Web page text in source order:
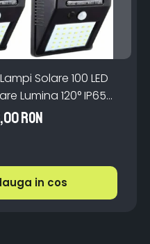
Solare 100 LED
Lumina 120° IP65
RON
in cos